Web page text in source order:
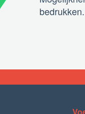
bedrukken.